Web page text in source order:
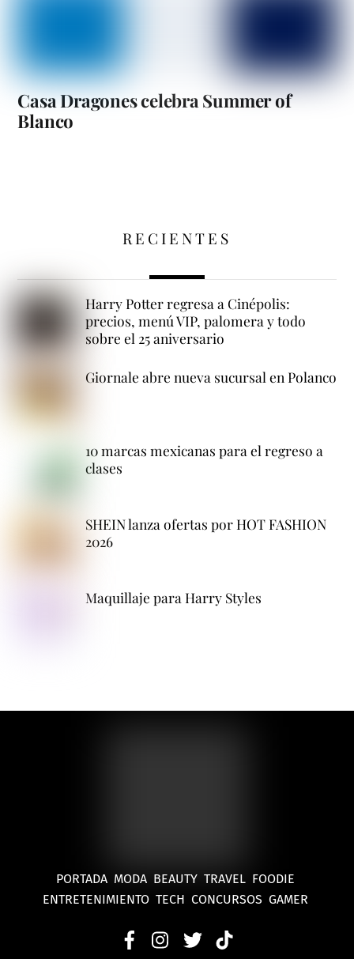
Casa Dragones celebra Summer of
Blanco
RECIENTES
Harry Potter regresa a Cinépolis:
precios, menú VIP, palomera y todo
sobre el 25 aniversario
Giornale abre nueva sucursal en Polanco
10 marcas mexicanas para el regreso a
clases
SHEIN lanza ofertas por HOT FASHION
2026
Maquillaje para Harry Styles
PORTADA MODA BEAUTY TRAVEL FOODIE
ENTRETENIMIENTO TECH CONCURSOS GAMER